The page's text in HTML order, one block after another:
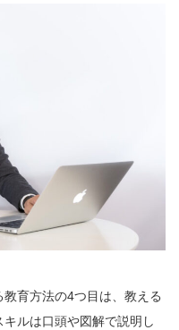
育方法の4つ目は、教える
ルは口頭や図解で説明し